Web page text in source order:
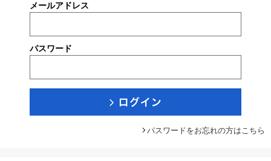
メールアドレス
パスワード
パスワードをお忘れの方はこちら